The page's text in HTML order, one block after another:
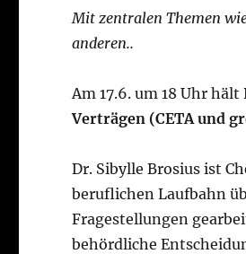
Mit zentralen Themen
anderen..
Am 17.6. um 18 Uhr
Verträgen (CETA und
Dr. Sibylle Brosius ist
beruflichen Laufbahn
Fragestellungen
behördliche